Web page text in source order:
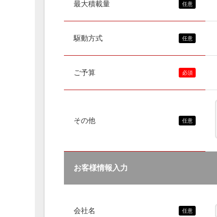
最大積載量
駆動方式
ご予算
その他
お客様情報入力
会社名